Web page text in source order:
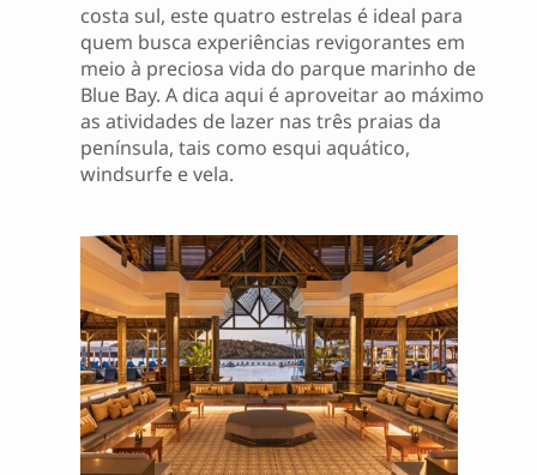
costa sul, este quatro estrelas é ideal para
quem busca experiências revigorantes em
meio à preciosa vida do parque marinho de
Blue Bay. A dica aqui é aproveitar ao máximo
as atividades de lazer nas três praias da
península, tais como esqui aquático,
windsurfe e vela.